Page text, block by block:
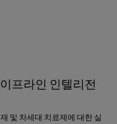
프라인 인텔리전
및 차세대 치료제에 대한 실